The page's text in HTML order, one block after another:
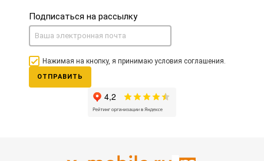
Подписаться на рассылку
Нажимая на кнопку, я принимаю условия соглашения.
ОТПРАВИТЬ